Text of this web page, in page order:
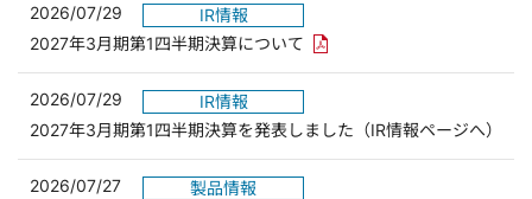
2026/07/29
IR情報
2027年3月期第1四半期決算について PDFリンクを新しいウィンド
2026/07/29
IR情報
2027年3月期第1四半期決算を発表しました（IR情報ページへ）
2026/07/27
製品情報